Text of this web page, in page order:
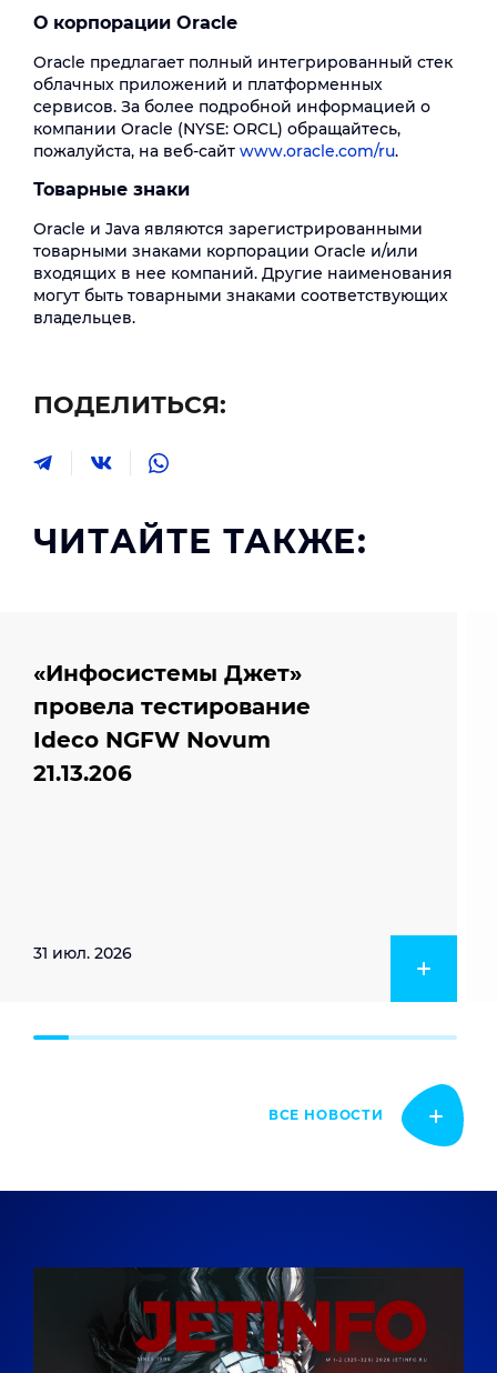
О корпорации Oracle
Oracle предлагает полный интегрированный стек
облачных приложений и платформенных
сервисов. За более подробной информацией о
компании Oracle (NYSE: ORCL) обращайтесь,
пожалуйста, на веб-сайт www.oracle.com/ru.
Товарные знаки
Oracle и Java являются зарегистрированными
товарными знаками корпорации Oracle и/или
входящих в нее компаний. Другие наименования
могут быть товарными знаками соответствующих
владельцев.
ПОДЕЛИТЬСЯ:
ЧИТАЙТЕ ТАКЖЕ:
«Инфосистемы Джет»
провела тестирование
Ideco NGFW Novum
21.13.206
31 июл. 2026
ВСЕ НОВОСТИ